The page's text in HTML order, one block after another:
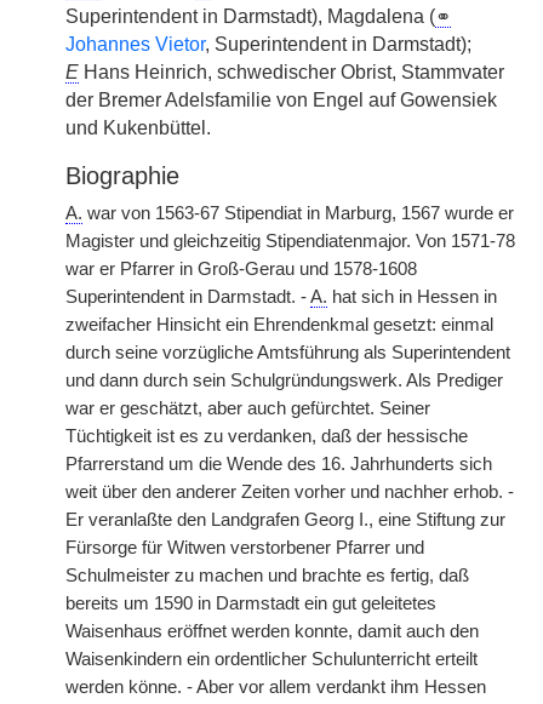
Superintendent in Darmstadt), Magdalena (⚭
Johannes Vietor, Superintendent in Darmstadt);
E Hans Heinrich, schwedischer Obrist, Stammvater
der Bremer Adelsfamilie von Engel auf Gowensiek
und Kukenbüttel.
Biographie
A. war von 1563-67 Stipendiat in Marburg, 1567 wurde er
Magister und gleichzeitig Stipendiatenmajor. Von 1571-78
war er Pfarrer in Groß-Gerau und 1578-1608
Superintendent in Darmstadt. -A. hat sich in Hessen in
zweifacher Hinsicht ein Ehrendenkmal gesetzt: einmal
durch seine vorzügliche Amtsführung als Superintendent
und dann durch sein Schulgründungswerk. Als Prediger
war er geschätzt, aber auch gefürchtet. Seiner
Tüchtigkeit ist es zu verdanken, daß der hessische
Pfarrerstand um die Wende des 16. Jahrhunderts sich
weit über den anderer Zeiten vorher und nachher erhob. -
Er veranlaßte den Landgrafen Georg I., eine Stiftung zur
Fürsorge für Witwen verstorbener Pfarrer und
Schulmeister zu machen und brachte es fertig, daß
bereits um 1590 in Darmstadt ein gut geleitetes
Waisenhaus eröffnet werden konnte, damit auch den
Waisenkindern ein ordentlicher Schulunterricht erteilt
werden könne. - Aber vor allem verdankt ihm Hessen